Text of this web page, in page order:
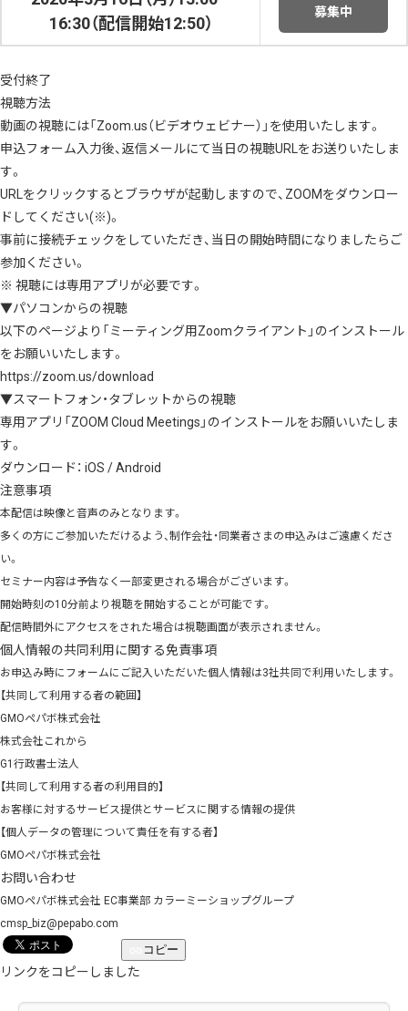
16:30（配信開始12:50）
募集中
受付終了
視聴方法
動画の視聴には「Zoom.us（ビデオウェビナー）」を使用いたします。
申込フォーム入力後、返信メールにて当日の視聴URLをお送りいたしま
す。
URLをクリックするとブラウザが起動しますので、ZOOMをダウンロー
ドしてください(※)。
事前に接続チェックをしていただき、当日の開始時間になりましたらご
参加ください。
※ 視聴には専用アプリが必要です。
▼パソコンからの視聴
以下のページより「ミーティング用Zoomクライアント」のインストール
をお願いいたします。
https://zoom.us/download
▼スマートフォン・タブレットからの視聴
専用アプリ「ZOOM Cloud Meetings」のインストールをお願いいたしま
す。
ダウンロード： iOS /Android
注意事項
本配信は映像と音声のみとなります。
多くの方にご参加いただけるよう、制作会社・同業者さまの申込みはご遠慮くださ
い。
セミナー内容は予告なく一部変更される場合がございます。
開始時刻の10分前より視聴を開始することが可能です。
配信時間外にアクセスをされた場合は視聴画面が表示されません。
個人情報の共同利用に関する免責事項
お申込み時にフォームにご記入いただいた個人情報は3社共同で利用いたします。
【共同して利用する者の範囲】
GMOペパボ株式会社
株式会社これから
G1行政書士法人
【共同して利用する者の利用目的】
お客様に対するサービス提供とサービスに関する情報の提供
【個人データの管理について責任を有する者】
GMOペパボ株式会社
お問い合わせ
GMOペパボ株式会社 EC事業部 カラーミーショップグループ
cmsp_biz@pepabo.com
コピー
リンクをコピーしました